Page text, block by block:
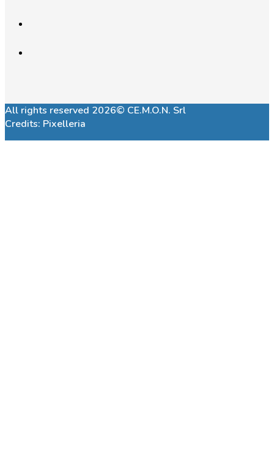
All rights reserved 2026© CE.M.O.N. Srl
Credits: Pixelleria